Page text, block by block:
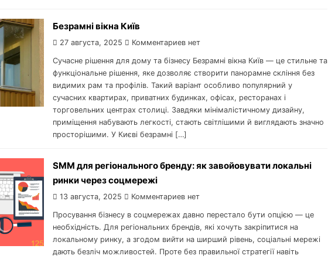
Безрамні вікна Київ
27 августа, 2025 Комментариев нет
Сучасне рішення для дому та бізнесу Безрамні вікна Київ — це стильне та
функціональне рішення, яке дозволяє створити панорамне скління без
видимих рам та профілів. Такий варіант особливо популярний у
сучасних квартирах, приватних будинках, офісах, ресторанах і
торговельних центрах столиці. Завдяки мінімалістичному дизайну,
приміщення набувають легкості, стають світлішими й виглядають значно
просторішими. У Києві безрамні […]
SMM для регіонального бренду: як завойовувати локальні
ринки через соцмережі
13 августа, 2025 Комментариев нет
Просування бізнесу в соцмережах давно перестало бути опцією — це
необхідність. Для регіональних брендів, які хочуть закріпитися на
локальному ринку, а згодом вийти на ширший рівень, соціальні мережі
дають безліч можливостей. Проте без правильної стратегії навіть